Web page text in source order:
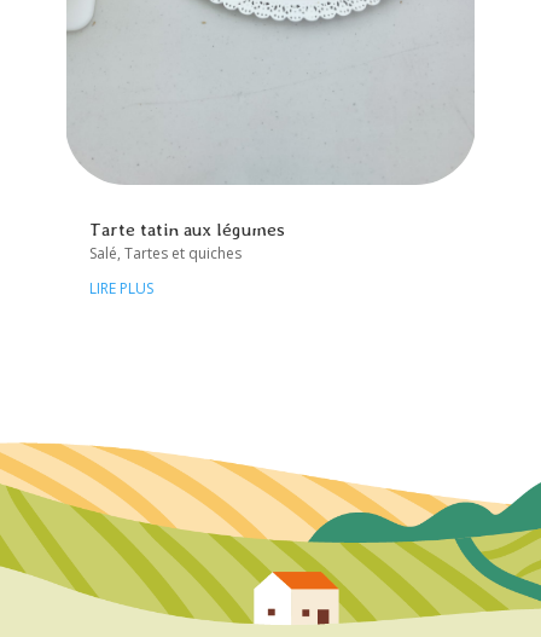
Tarte tatin aux légumes
Salé, Tartes et quiches
LIRE PLUS